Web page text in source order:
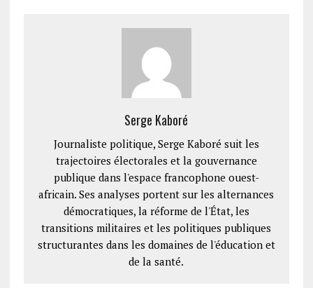
Serge Kaboré
Journaliste politique, Serge Kaboré suit les
trajectoires électorales et la gouvernance
publique dans l'espace francophone ouest-
africain. Ses analyses portent sur les alternances
démocratiques, la réforme de l'État, les
transitions militaires et les politiques publiques
structurantes dans les domaines de l'éducation et
de la santé.